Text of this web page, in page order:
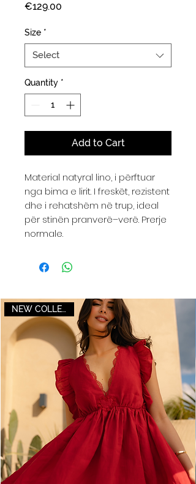
€129.00
Size *
Select
Quantity *
Add to Cart
Material natyral lino, i përftuar
nga bima e lirit. I freskët, rezistent
dhe i rehatshëm në trup, ideal
për stinën pranverë–verë. Prerje
normale.
NEW COLLECTION